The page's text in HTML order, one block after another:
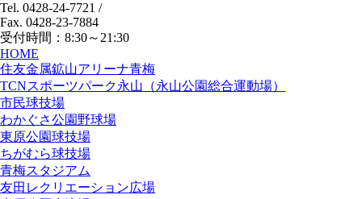
Tel. 0428-24-7721 /
Fax. 0428-23-7884
受付時間：8:30～21:30
HOME
住友金属鉱山アリーナ青梅
TCNスポーツパーク永山（永山公園総合運動場）
市民球技場
わかぐさ公園野球場
東原公園球技場
ちがむら球技場
青梅スタジアム
友田レクリエーション広場